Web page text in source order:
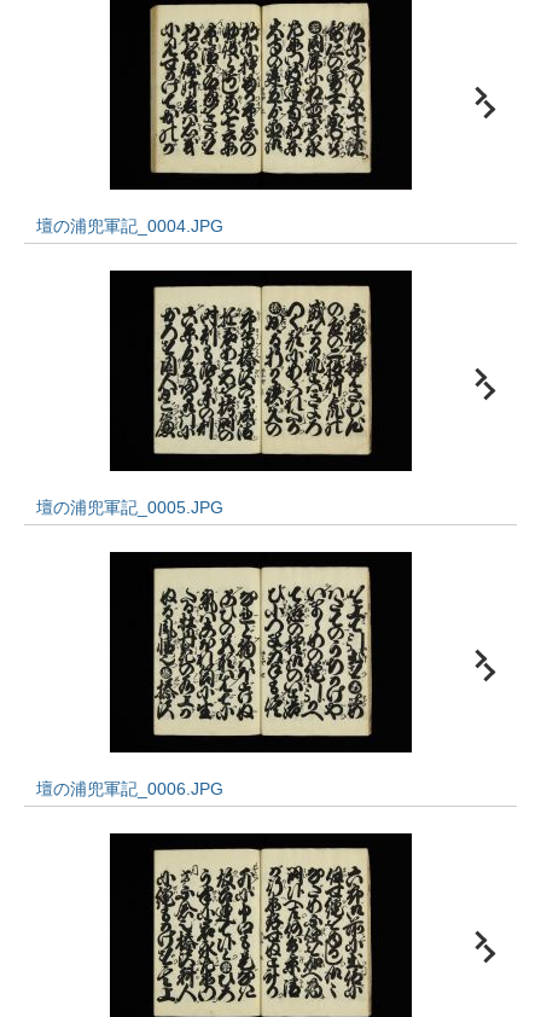
壇の浦兜軍記_0004.JPG
壇の浦兜軍記_0005.JPG
壇の浦兜軍記_0006.JPG